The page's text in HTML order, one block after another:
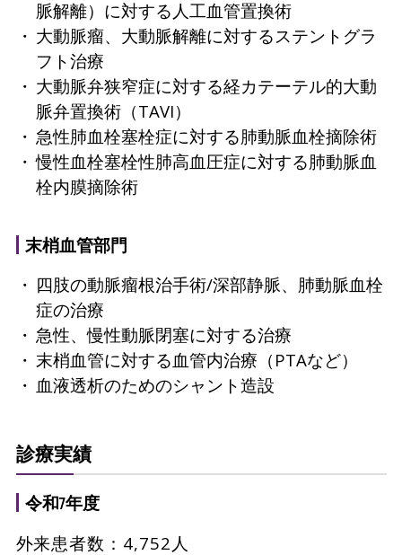
脈解離）に対する人工血管置換術
大動脈瘤、大動脈解離に対するステントグラ
フト治療
大動脈弁狭窄症に対する経カテーテル的大動
脈弁置換術（TAVI）
急性肺血栓塞栓症に対する肺動脈血栓摘除術
慢性血栓塞栓性肺高血圧症に対する肺動脈血
栓内膜摘除術
末梢血管部門
四肢の動脈瘤根治手術/深部静脈、肺動脈血栓
症の治療
急性、慢性動脈閉塞に対する治療
末梢血管に対する血管内治療（PTAなど）
血液透析のためのシャント造設
診療実績
令和7年度
外来患者数：4,752人